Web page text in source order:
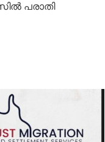
പരാതി